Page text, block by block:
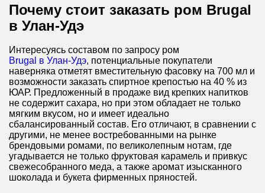
Почему стоит заказать ром Brugal
в Улан-Удэ
Интересуясь составом по запросу ром
Brugal в Улан-Удэ, потенциальные покупатели
наверняка отметят вместительную фасовку на 700 мл и
возможности заказать спиртное крепостью на 40 % из
ЮАР. Предложенный в продаже вид крепких напитков
не содержит сахара, но при этом обладает не только
мягким вкусом, но и имеет идеально
сбалансированный состав. Его отличают, в сравнении с
другими, не менее востребованными на рынке
брендовыми ромами, по великолепным нотам, где
угадывается не только фруктовая карамель и привкус
свежесобранного меда, а также аромат изысканного
шоколада и букета фирменных пряностей.